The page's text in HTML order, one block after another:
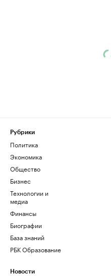
Рубрики
Политика
Экономика
Общество
Бизнес
Технологии и
медиа
Финансы
Биографии
База знаний
РБК Образование
Новости